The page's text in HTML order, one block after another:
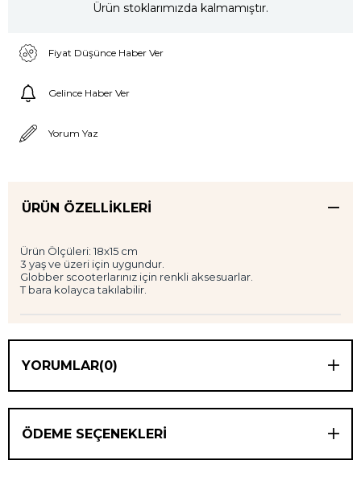
Ürün stoklarımızda kalmamıştır.
Fiyat Düşünce Haber Ver
Gelince Haber Ver
Yorum Yaz
ÜRÜN ÖZELLIKLERI
Ürün Ölçüleri: 18x15 cm
3 yaş ve üzeri için uygundur.
Globber scooterlarınız için renkli aksesuarlar.
T bara kolayca takılabilir.
YORUMLAR(0)
ÖDEME SEÇENEKLERI